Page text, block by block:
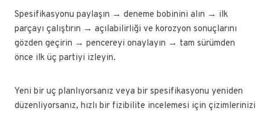
Spesifikasyonu paylaşın → deneme bobinini alın → ilk
parçayı çalıştırın → açılabilirliği ve korozyon sonuçlarını
gözden geçirin → pencereyi onaylayın → tam sürümden
önce ilk üç partiyi izleyin.
Yeni bir uç planlıyorsanız veya bir spesifikasyonu yeniden
düzenliyorsanız, hızlı bir fizibilite incelemesi için çizimlerinizi